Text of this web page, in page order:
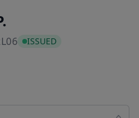
549300B56MD0ZC402L06
ISSUED